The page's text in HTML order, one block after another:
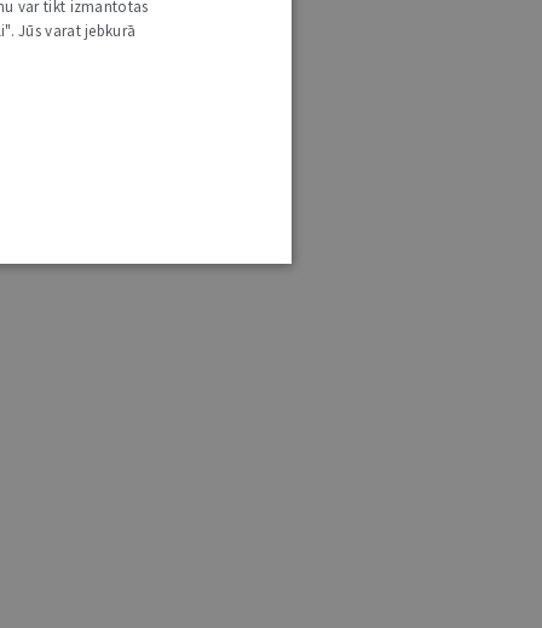
var tikt izmantotas
Jūs varat jebkurā